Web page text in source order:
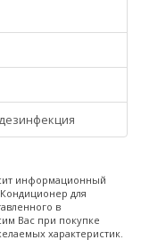
информационный
для
в
Вас при покупке
характеристик.